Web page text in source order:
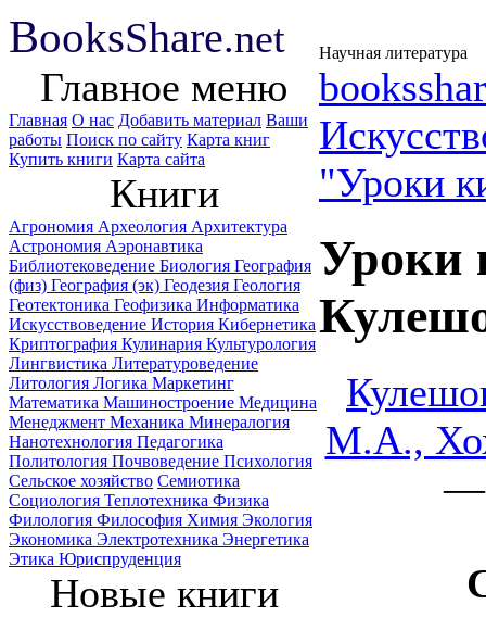
BooksShare.net Научная литература
Главное меню
Главная О нас Добавить материал Ваши
работы Поиск по сайту Карта книг
Купить книги Карта сайта
Книги
Агрономия Археология Архитектура
Астрономия Аэронавтика
Библиотековедение Биология География
(физ) География (эк) Геодезия Геология
Геотектоника Геофизика Информатика
Искусствоведение История Кибернетика
Криптография Кулинария Культурология
Лингвистика Литературоведение
Литология Логика Маркетинг
Математика Машиностроение Медицина
Менеджмент Механика Минералогия
Нанотехнология Педагогика
Политология Почвоведение Психология
Сельское хозяйство Семиотика
Социология Теплотехника Физика
Филология Философия Химия Экология
Экономика Электротехника Энергетика
Этика Юриспруденция
Новые книги
"Уроки
Уроки
М.А.,
—